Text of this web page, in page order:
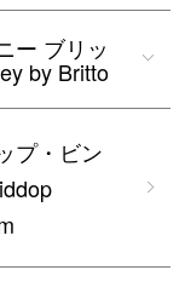
ー ブリッ
by Britto
プ・ビン